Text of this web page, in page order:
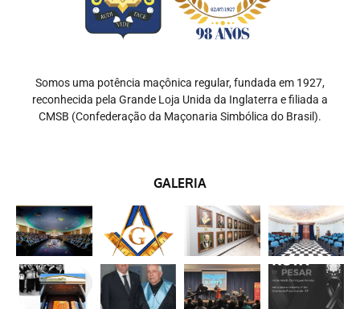
Somos uma potência maçônica regular, fundada em 1927,
reconhecida pela Grande Loja Unida da Inglaterra e filiada a
CMSB (Confederação da Maçonaria Simbólica do Brasil).
GALERIA